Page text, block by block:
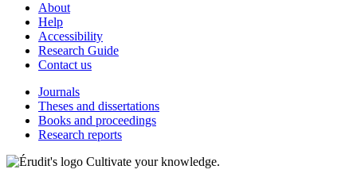
About
Help
Accessibility
Research Guide
Contact us
Journals
Theses and dissertations
Books and proceedings
Research reports
Cultivate your knowledge.